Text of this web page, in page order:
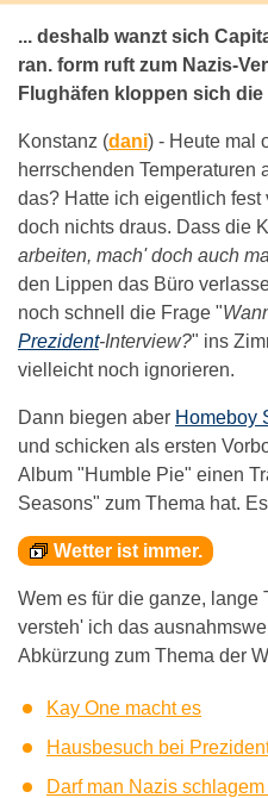
... deshalb wanzt sich
ran. form ruft zum Nazis-
Flughäfen kloppen sich die
Konstanz (dani) - Heute mal
herrschenden Temperaturen
das? Hatte ich eigentlich fest
doch nichts draus. Dass die
arbeiten, mach' doch auch
den Lippen das Büro
noch schnell die Frage "
Prezident-Interview?" ins
vielleicht noch ignorieren.
Dann biegen aber Homeboy
und schicken als ersten
Album "Humble Pie" einen
Seasons" zum Thema hat.
Wetter ist immer.
Wem es für die ganze, lange
versteh' ich das
Abkürzung zum Thema der
Kay One macht es
Hausbesuch bei
Darf man Nazis schlagem